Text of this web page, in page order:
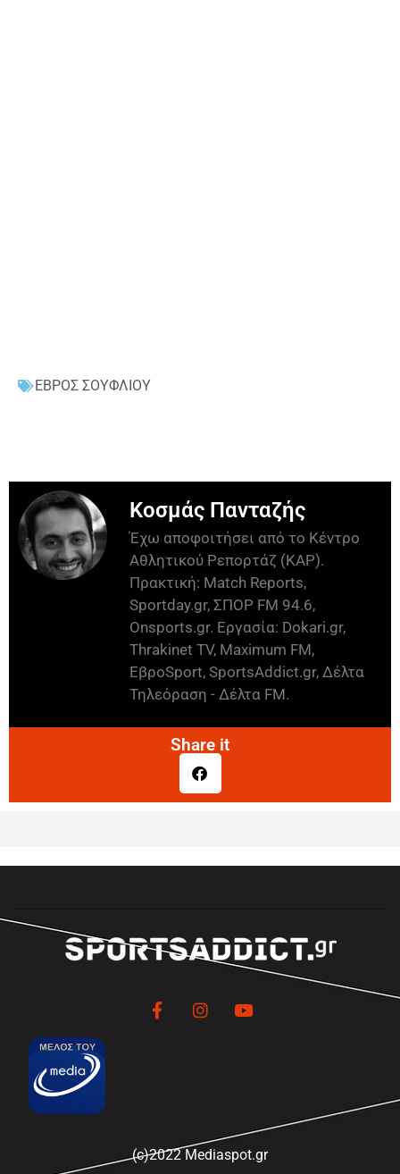
ΕΒΡΟΣ ΣΟΥΦΛΙΟΥ
Κοσμάς Πανταζής
Έχω αποφοιτήσει από το Κέντρο
Αθλητικού Ρεπορτάζ (ΚΑΡ).
Πρακτική: Match Reports,
Sportday.gr, ΣΠΟΡ FM 94.6,
Onsports.gr. Εργασία: Dokari.gr,
Thrakinet TV, Maximum FM,
ΕβροSport, SportsAddict.gr, Δέλτα
Τηλεόραση - Δέλτα FM.
Share it
(c)2022 Mediaspot.gr